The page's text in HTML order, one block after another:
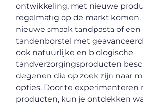
ontwikkeling, met nieuwe
regelmatig op de markt komen.
nieuwe smaak tandpasta of
tandenborstel met
ook natuurlijke en biologische
tandverzorgingsproducten
degenen die op zoek zijn naar
opties. Door te experimenteren
producten, kun je ontdekken